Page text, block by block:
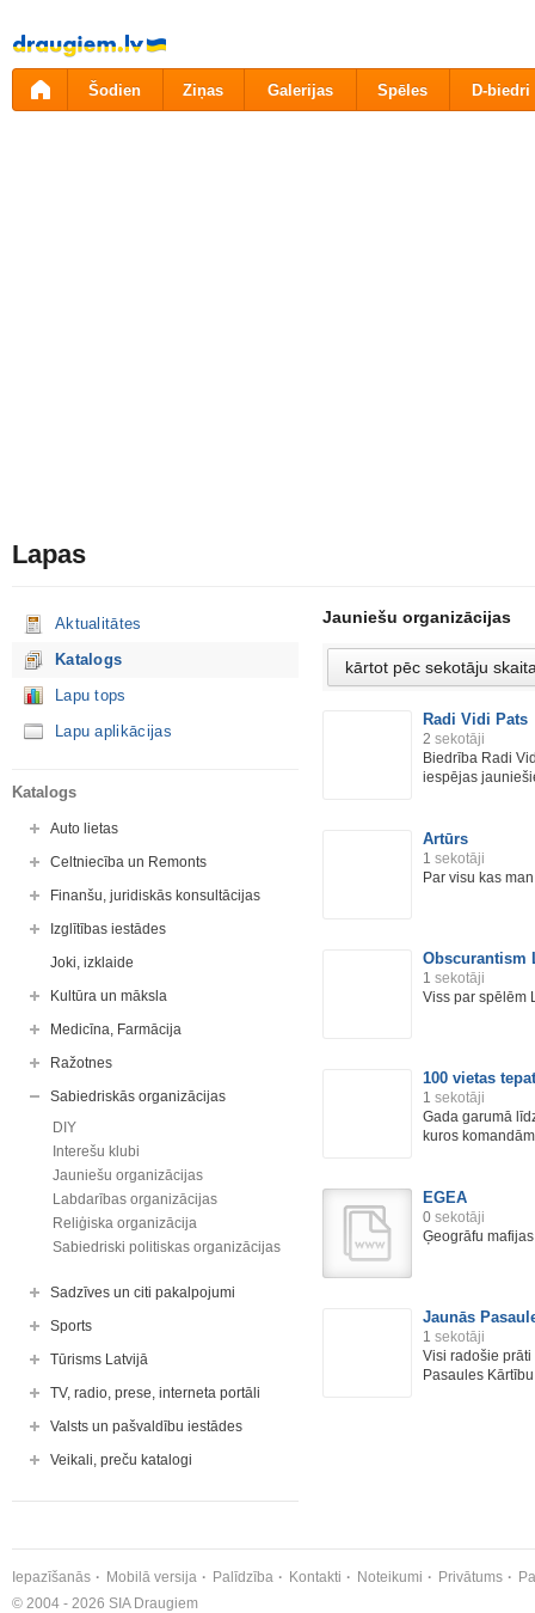
Pāriet
uz
saturu
Šodien Ziņas Galerijas Spēles D-biedri
Lapas
Aktualitātes
Katalogs
Lapu tops
Lapu aplikācijas
Katalogs
Auto lietas
Celtniecība un Remonts
Finanšu, juridiskās konsultācijas
Izglītības iestādes
Joki, izklaide
Kultūra un māksla
Medicīna, Farmācija
Ražotnes
Sabiedriskās organizācijas
DIY
Interešu klubi
Jauniešu organizācijas
Labdarības organizācijas
Reliģiska organizācija
Sabiedriski politiskas organizācijas
Sadzīves un citi pakalpojumi
Sports
Tūrisms Latvijā
TV, radio, prese, interneta portāli
Valsts un pašvaldību iestādes
Veikali, preču katalogi
Jauniešu organizācijas
Radi Vidi Pats
2 sekotāji
Biedrība Radi
iespējas
Artūrs
1 sekotāji
Par visu kas
Obscurantism
1 sekotāji
Viss par spēlēm
100 vietas
1 sekotāji
Gada garumā
kuros
EGEA
0 sekotāji
Ģeogrāfu
Jaunās
1 sekotāji
Visi radošie
Pasaules
Iepazīšanās Mobilā versija Palīdzība Kontakti Noteikumi Privātums
© 2004 - 2026 SIA Draugiem